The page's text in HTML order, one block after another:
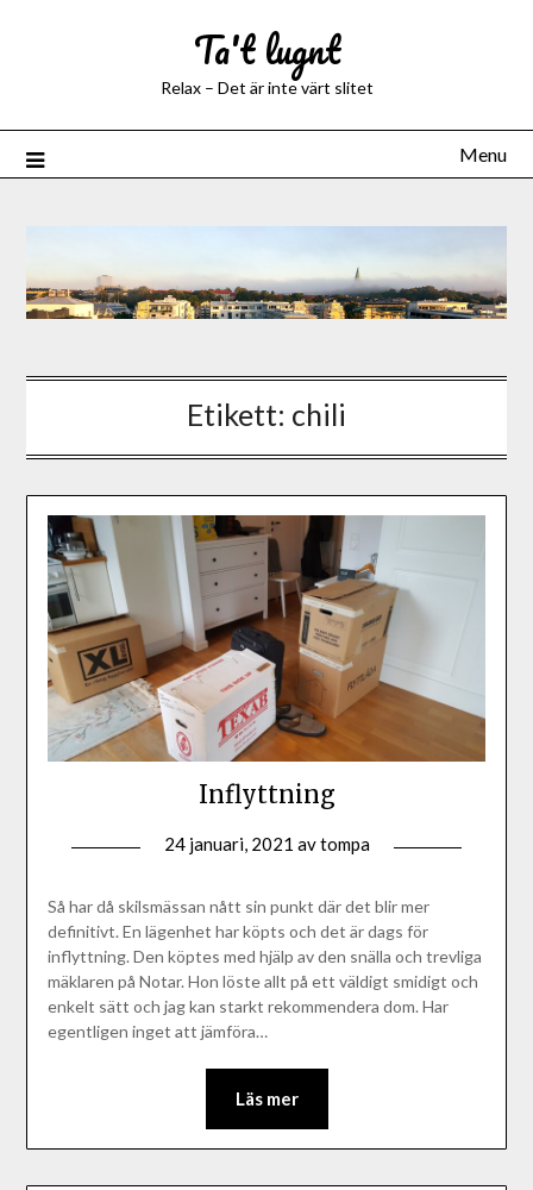
Ta't lugnt
Relax – Det är inte värt slitet
Menu
Etikett: chili
Inflyttning
24 januari, 2021 avtompa
Så har då skilsmässan nått sin punkt där det blir mer
definitivt. En lägenhet har köpts och det är dags för
inflyttning. Den köptes med hjälp av den snälla och trevliga
mäklaren på Notar. Hon löste allt på ett väldigt smidigt och
enkelt sätt och jag kan starkt rekommendera dom. Har
egentligen inget att jämföra…
Läs mer